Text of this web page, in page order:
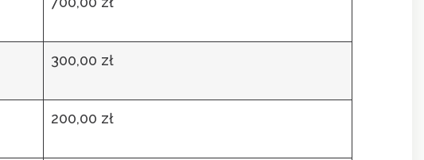
300,00 zł
200,00 zł